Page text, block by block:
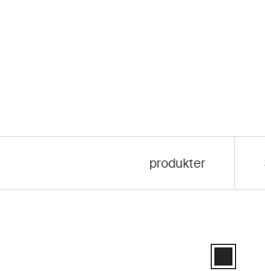
produkter
for Thule EasyFold 3 Svart (selected)Thule